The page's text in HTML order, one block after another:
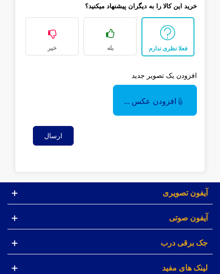
خرید این کالا را به دیگران پیشنهاد میکنید؟
فعلا نظری ندارم بله خیر
افزودن یک تصویر جدید
افزودن عکس ...
ارسال
آیفون تصویری
آیفون صوتی
جک برقی درب
لینک های مفید